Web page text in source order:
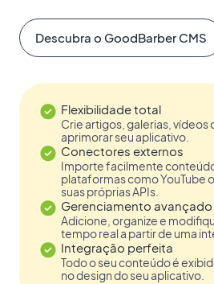
Descubra o GoodBarber CMS
Flexibilidade total
Crie artigos, galerias, vídeos
aprimorar seu aplicativo.
Conectores externos
Importe facilmente
plataformas como YouTube
suas próprias APIs.
Gerenciamento avançado
Adicione, organize e
tempo real a partir de uma
Integração perfeita
Todo o seu conteúdo é
no design do seu aplicativo.